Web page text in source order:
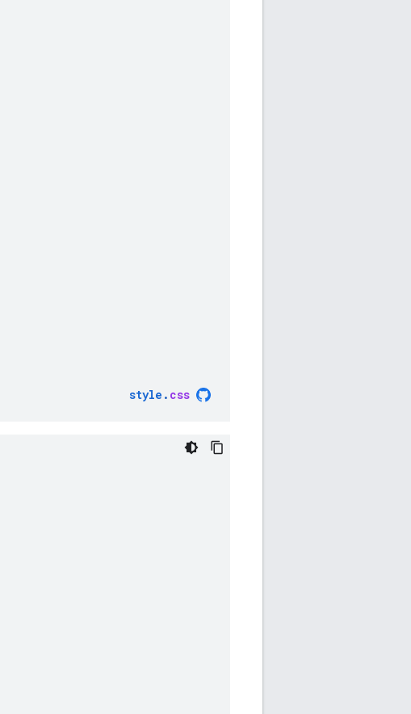
style . css